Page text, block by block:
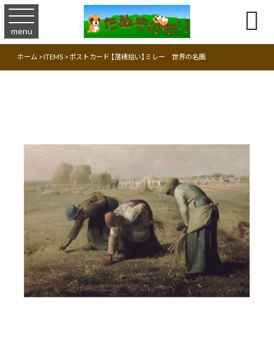
menu 
ホーム>ITEMS>ポストカード 【落穂拾い】ミレー 世界の名画